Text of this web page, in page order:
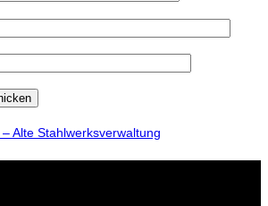
Alte Stahlwerksverwaltung